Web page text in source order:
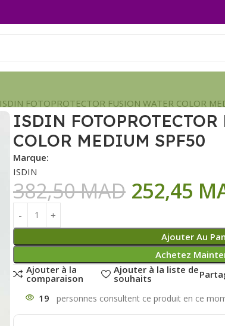
ISDIN FOTOPROTECTOR FUSION WATER COLOR
ISDIN
COLOR MEDIUM SPF50
Marque:
ISDIN
382,50MAD 252,45
Ajouter Au
Achetez
Ajouter à la
comparaison
Ajouter à la liste de
souhaits
19